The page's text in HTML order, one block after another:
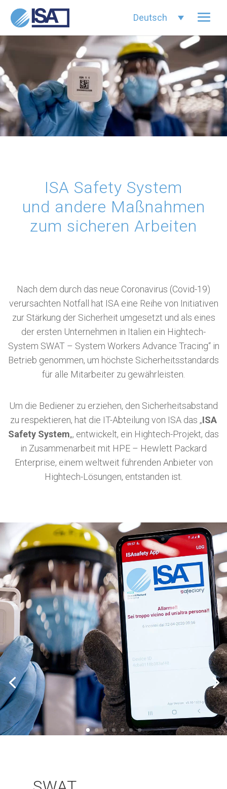
Deutsch
ISA Safety System
und andere Maßnahmen
zum sicheren Arbeiten
Nach dem durch das neue Coronavirus (Covid-19)
verursachten Notfall hat ISA eine Reihe von Initiativen
zur Stärkung der Sicherheit umgesetzt und als eines
der ersten Unternehmen in Italien ein Hightech-
System SWAT – System Workers Advance Tracing“ in
Betrieb genommen, um höchste Sicherheitsstandards
für alle Mitarbeiter zu gewährleisten.
Um die Bediener zu erziehen, den Sicherheitsabstand
zu respektieren, hat die IT-Abteilung von ISA das „ISA
Safety System„, entwickelt, ein Hightech-Projekt, das
in Zusammenarbeit mit HPE – Hewlett Packard
Enterprise, einem weltweit führenden Anbieter von
Hightech-Lösungen, entstanden ist.